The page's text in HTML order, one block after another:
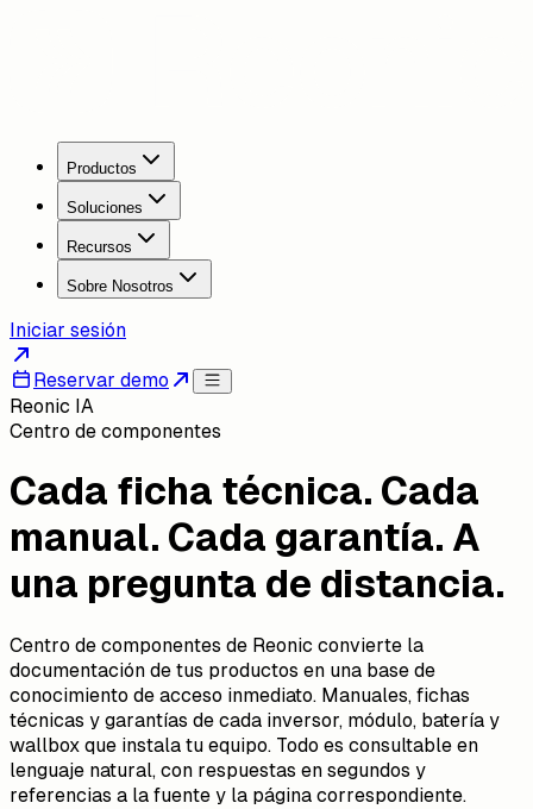
Productos
Soluciones
Recursos
Sobre Nosotros
Iniciar sesión
Reservar demo
Reonic IA
Centro de componentes
Cada ficha técnica. Cada
manual. Cada garantía. A
una pregunta de distancia.
Centro de componentes de Reonic convierte la
documentación de tus productos en una base de
conocimiento de acceso inmediato. Manuales, fichas
técnicas y garantías de cada inversor, módulo, batería y
wallbox que instala tu equipo. Todo es consultable en
lenguaje natural, con respuestas en segundos y
referencias a la fuente y la página correspondiente.